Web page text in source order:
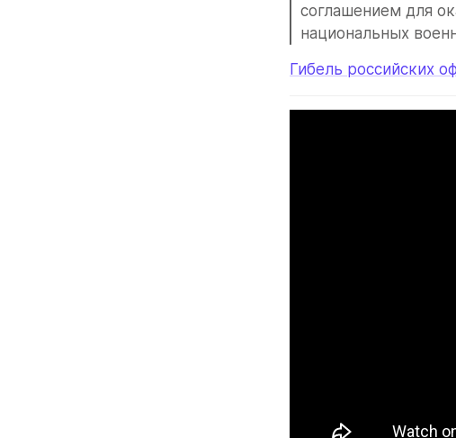
соглашением для
национальных
Гибель российских